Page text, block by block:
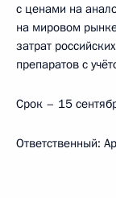
с ценами на
на мировом
затрат
препаратов с
Срок – 15
Ответственный: